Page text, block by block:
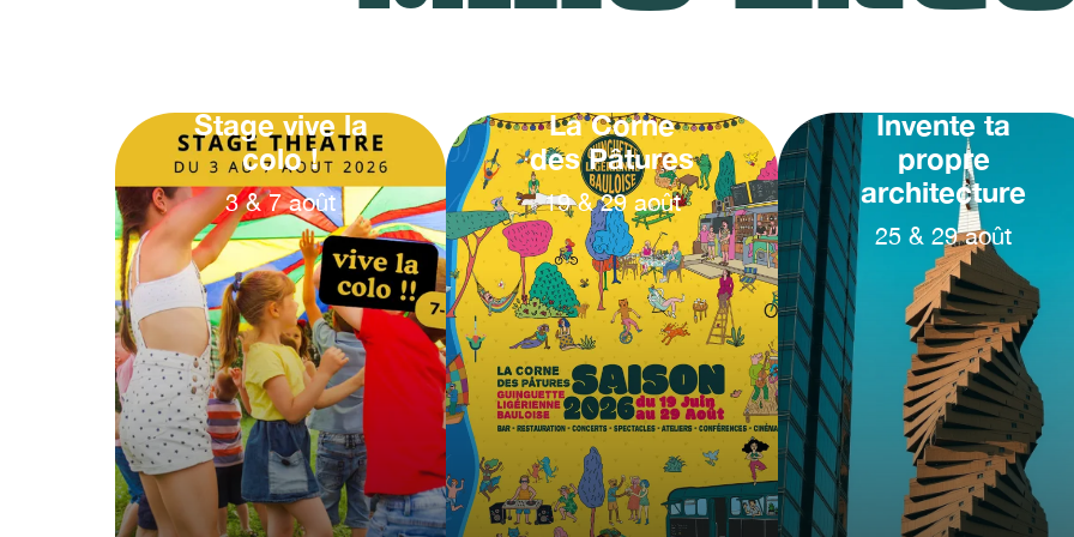
Stage vive la
colo !
3 & 7 août
La Corne
des Pâtures
19 & 29 août
Invente ta
propre
architecture
25 & 29 août